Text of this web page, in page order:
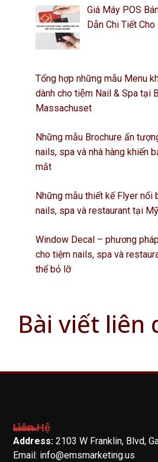
Giá Máy POS
Dẫn Chi Tiết
Tổng hợp những mẫu Menu
dành cho tiệm Nail & Spa tại
Massachuset
Những mẫu Brochure ấn
nails, spa và nhà hàng khiến
mắt
Những mẫu thiết kế Flyer nổi
nails, spa và restaurant tại Mỹ
Window Decal – phương
cho tiệm nails, spa và
thể bỏ lỡ
Bài viết liên
Liên Hệ
Address: 2103 W Franklin, Blvd,
Email: info@emsmarketing.us